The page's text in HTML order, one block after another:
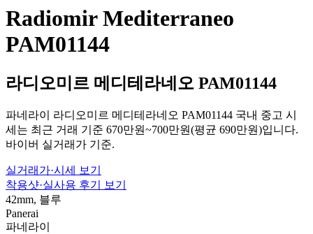
Radiomir Mediterraneo
PAM01144
라디오미르 메디테라네오 PAM01144
파네라이 라디오미르 메디테라네오 PAM01144 국내 중고 시
세는 최근 거래 기준 670만원~700만원(평균 690만원)입니다.
바이버 실거래가 기준.
실거래가·시세 보기
착용샷·실사용 후기 보기
42mm, 블루
Panerai
파네라이